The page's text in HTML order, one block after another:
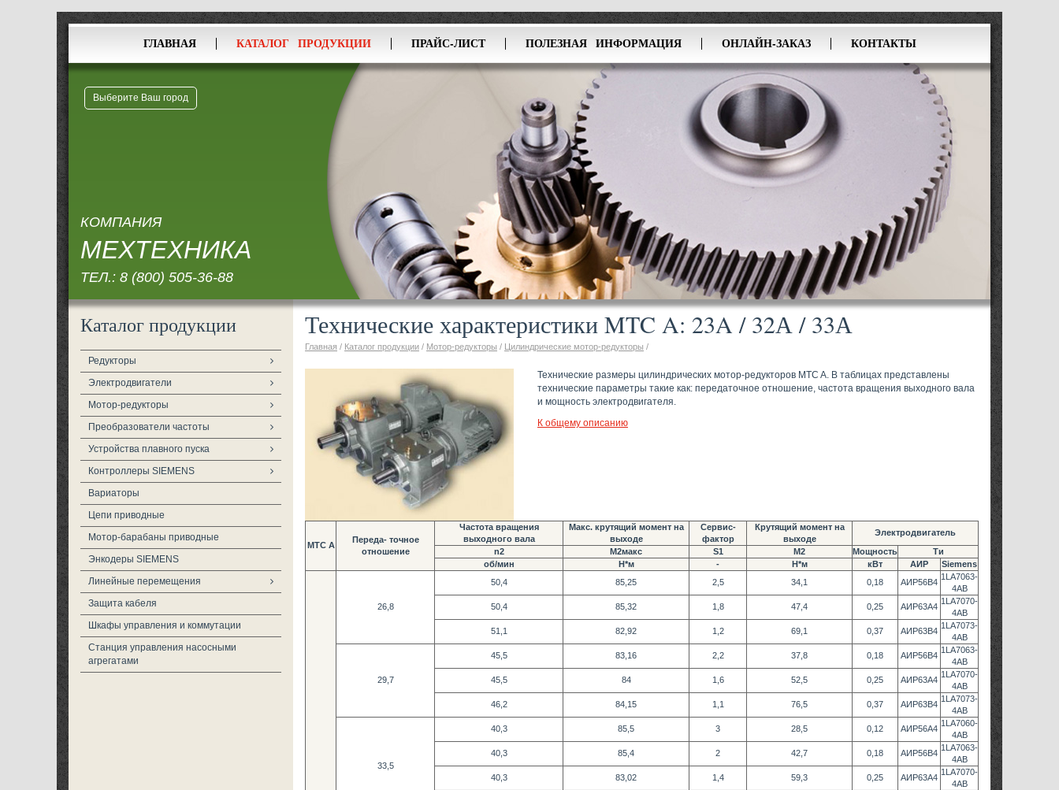
ГЛАВНАЯ КАТАЛОГ ПРОДУКЦИИ ПРАЙС-ЛИСТ ПОЛЕЗНАЯ ИНФОРМАЦИЯ ОНЛАЙН-ЗАКАЗ КОНТАКТЫ
Выберите Ваш город
КОМПАНИЯ
МЕХТЕХНИКА
ТЕЛ.: 8 (800) 505-36-88
Каталог продукции
Редукторы
Электродвигатели
Мотор-редукторы
Преобразователи частоты
Устройства плавного пуска
Контроллеры SIEMENS
Вариаторы
Цепи приводные
Мотор-барабаны приводные
Энкодеры SIEMENS
Линейные перемещения
Защита кабеля
Шкафы управления и коммутации
Станция управления насосными
агрегатами
Технические характеристики MTC A: 23A / 32А / 33А
Главная / Каталог продукции / Мотор-редукторы / Цилиндрические мотор-редукторы /
Технические размеры цилиндрических мотор-редукторов MTC A. В таблицах представлены
технические параметры такие как: передаточное отношение, частота вращения выходного вала
и мощность электродвигателя.
К общему описанию
MTC A
Переда- точное
отношение
Частота вращения
выходного вала
Макс. крутящий момент на
выходе
Сервис-
фактор
Крутящий момент на
выходе
Электродвигатель
n2
М2макс S1 М2 Мощность
Ти
об/мин
Н*м - Н*м кВт АИР Siemens
26,8
50,4 85,25 2,5 34,1 0,18 АИР56В4
1LA7063-
4AB
50,4
85,32 1,8 47,4 0,25 АИР63А4
1LA7070-
4AB
51,1
82,92 1,2 69,1 0,37 АИР63В4
1LA7073-
4AB
29,7
45,5 83,16 2,2 37,8 0,18 АИР56В4
1LA7063-
4AB
45,5
84 1,6 52,5 0,25 АИР63А4
1LA7070-
4AB
46,2
84,15 1,1 76,5 0,37 АИР63В4
1LA7073-
4AB
33,5
40,3 85,5 3 28,5 0,12 АИР56А4
1LA7060-
4AB
40,3
85,4 2 42,7 0,18 АИР56В4
1LA7063-
4AB
40,3
83,02 1,4 59,3 0,25 АИР63А4
1LA7070-
4AB